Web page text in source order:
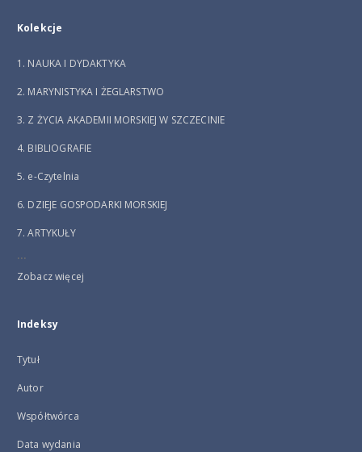
Kolekcje
1. NAUKA I DYDAKTYKA
2. MARYNISTYKA I ŻEGLARSTWO
3. Z ŻYCIA AKADEMII MORSKIEJ W SZCZECINIE
4. BIBLIOGRAFIE
5. e-Czytelnia
6. DZIEJE GOSPODARKI MORSKIEJ
7. ARTYKUŁY
...
Zobacz więcej
Indeksy
Tytuł
Autor
Współtwórca
Data wydania